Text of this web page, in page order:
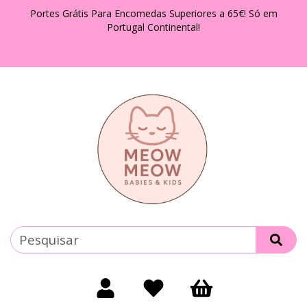
Portes Grátis Para Encomedas Superiores a 65€! Só em
Portugal Continental!